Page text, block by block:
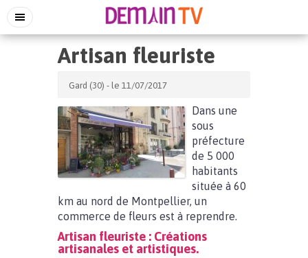
Artisan fleuriste
Gard (30) - le 11/07/2017
Dans une
sous
préfecture
de 5 000
habitants
située à 60
km au nord de Montpellier, un
commerce de fleurs est à reprendre.
Artisan fleuriste : Créations
artisanales et artistiques.